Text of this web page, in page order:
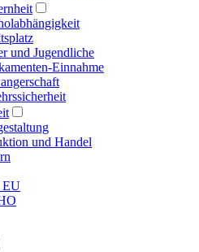
und Jugendliche
Einnahme
und Handel
EU